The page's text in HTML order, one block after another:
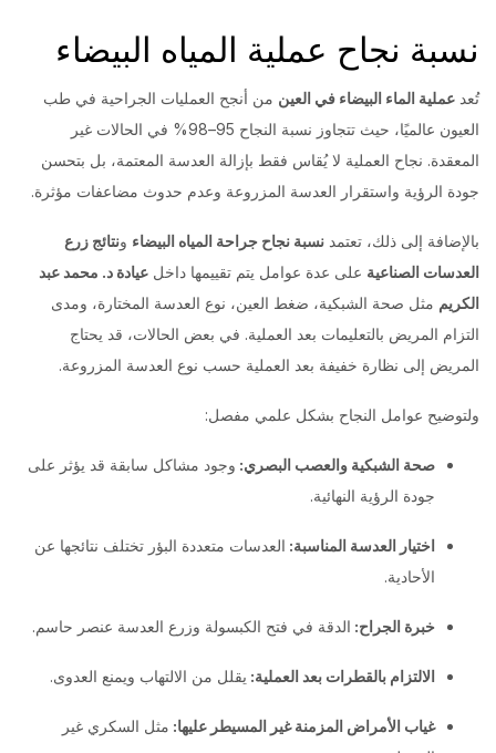
نسبة نجاح عملية المياه البيضاء
تُعد عملية الماء البيضاء في العينمن أنجح العمليات الجراحية في طب
العيون عالميًا، حيث تتجاوز نسبة النجاح 95–98% في الحالات غير
المعقدة. نجاح العملية لا يُقاس فقط بإزالة العدسة المعتمة، بل بتحسن
جودة الرؤية واستقرار العدسة المزروعة وعدم حدوث مضاعفات مؤثرة.
بالإضافة إلى ذلك، تعتمد نسبة نجاح جراحة المياه البيضاءونتائج زرع
العدسات الصناعيةعلى عدة عوامل يتم تقييمها داخل عيادة د. محمد عبد
الكريممثل صحة الشبكية، ضغط العين، نوع العدسة المختارة، ومدى
التزام المريض بالتعليمات بعد العملية. في بعض الحالات، قد يحتاج
المريض إلى نظارة خفيفة بعد العملية حسب نوع العدسة المزروعة.
ولتوضيح عوامل النجاح بشكل علمي مفصل:
صحة الشبكية والعصب البصري: وجود مشاكل سابقة قد يؤثر على
جودة الرؤية النهائية.
اختيار العدسة المناسبة: العدسات متعددة البؤر تختلف نتائجها عن
الأحادية.
خبرة الجراح: الدقة في فتح الكبسولة وزرع العدسة عنصر حاسم.
الالتزام بالقطرات بعد العملية: يقلل من الالتهاب ويمنع العدوى.
غياب الأمراض المزمنة غير المسيطر عليها: مثل السكري غير